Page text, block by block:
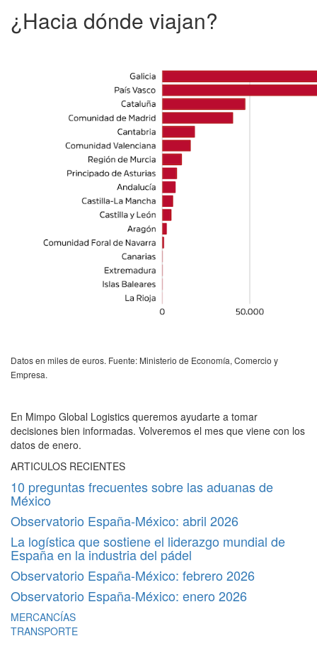
¿Hacia dónde viajan?
Datos en miles de euros. Fuente: Ministerio de Economía, Comercio y
Empresa.
En Mimpo Global Logistics queremos ayudarte a tomar
decisiones bien informadas. Volveremos el mes que viene con los
datos de enero.
ARTICULOS RECIENTES
10 preguntas frecuentes sobre las aduanas de
México
Observatorio España-México: abril 2026
La logística que sostiene el liderazgo mundial de
España en la industria del pádel
Observatorio España-México: febrero 2026
Observatorio España-México: enero 2026
MERCANCÍAS
TRANSPORTE